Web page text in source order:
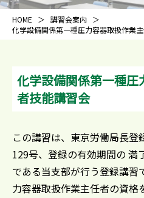
HOME
講習会案内
化学設備関係第一種圧力容器取扱作業
化学設備関係第一種
者技能講習会
この講習は、東京労働局長
129号、登録の有効期間の 満
である当支部が行う登録講習
力容器取扱作業主任者の資格